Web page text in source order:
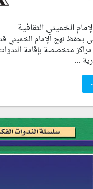
الخميني الثقافية
بحفظ نهج الإمام
متخصصة بإقامة
...